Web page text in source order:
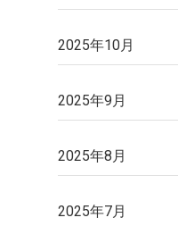
2025年10月
2025年9月
2025年8月
2025年7月